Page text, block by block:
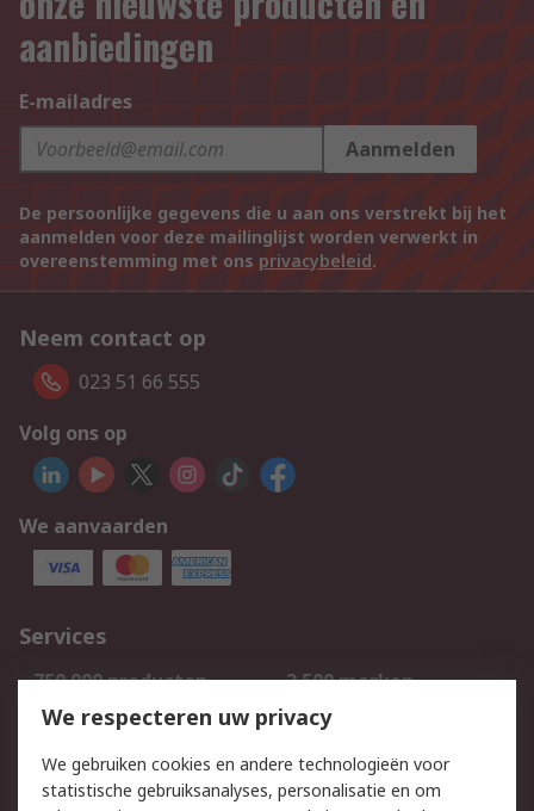
aanbiedingen
E-mailadres
Aanmelden
De persoonlijke gegevens die u aan ons verstrekt bij het
aanmelden voor deze mailinglijst worden verwerkt in
overeenstemming met ons privacybeleid.
Neem contact op
023 51 66 555
Volg ons op
We aanvaarden
Services
750.000 producten
2.500 merken
Bestellen
Inkoopoplossingen
Track & Trace
We respecteren uw privacy
We gebruiken cookies en andere technologieën voor
statistische gebruiksanalyses, personalisatie en om